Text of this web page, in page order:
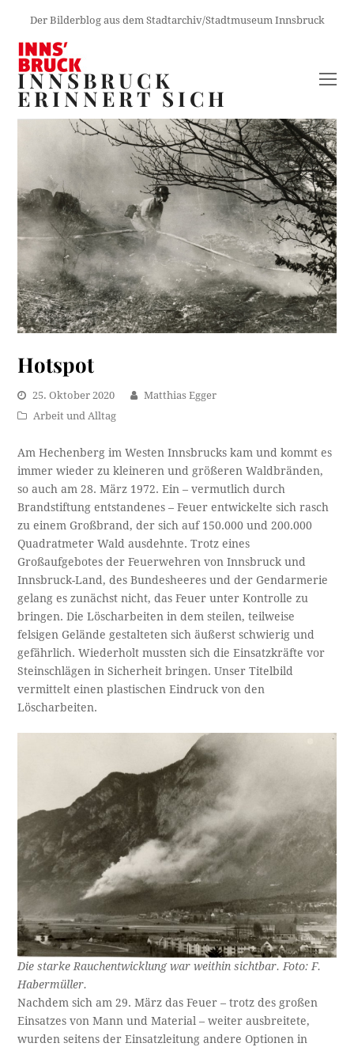
Der Bilderblog aus dem Stadtarchiv/Stadtmuseum Innsbruck
INNSBRUCK
ERINNERT SICH
Hotspot
25. Oktober 2020
Matthias Egger
Arbeit und Alltag
Am Hechenberg im Westen Innsbrucks kam und kommt es
immer wieder zu kleineren und größeren Waldbränden,
so auch am 28. März 1972. Ein – vermutlich durch
Brandstiftung entstandenes – Feuer entwickelte sich rasch
zu einem Großbrand, der sich auf 150.000 und 200.000
Quadratmeter Wald ausdehnte. Trotz eines
Großaufgebotes der Feuerwehren von Innsbruck und
Innsbruck-Land, des Bundesheeres und der Gendarmerie
gelang es zunächst nicht, das Feuer unter Kontrolle zu
bringen. Die Löscharbeiten in dem steilen, teilweise
felsigen Gelände gestalteten sich äußerst schwierig und
gefährlich. Wiederholt mussten sich die Einsatzkräfte vor
Steinschlägen in Sicherheit bringen. Unser Titelbild
vermittelt einen plastischen Eindruck von den
Löscharbeiten.
Die starke Rauchentwicklung war weithin sichtbar. Foto: F.
Habermüller.
Nachdem sich am 29. März das Feuer – trotz des großen
Einsatzes von Mann und Material – weiter ausbreitete,
wurden seitens der Einsatzleitung andere Optionen in